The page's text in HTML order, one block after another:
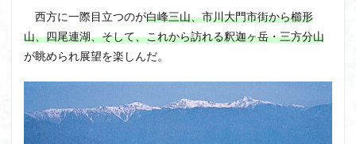
西方に一際目立つのが白峰三山、市川大門市街から櫛形
山、四尾連湖、そして、これから訪れる釈迦ヶ岳・三方分山
が眺められ展望を楽しんだ。